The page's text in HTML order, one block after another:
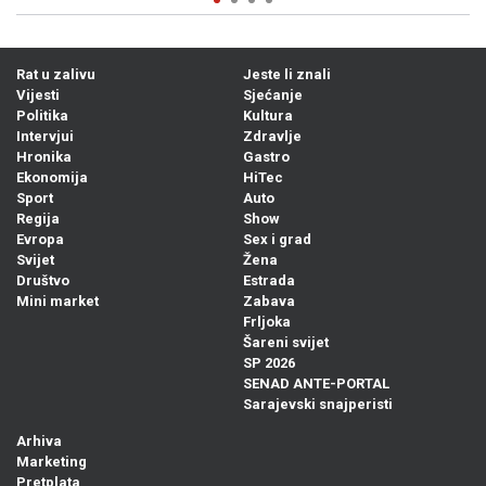
Rat u zalivu
Vijesti
Politika
Intervjui
Hronika
Ekonomija
Sport
Regija
Evropa
Svijet
Društvo
Mini market
Jeste li znali
Sjećanje
Kultura
Zdravlje
Gastro
HiTec
Auto
Show
Sex i grad
Žena
Estrada
Zabava
Frljoka
Šareni svijet
SP 2026
SENAD ANTE-PORTAL
Sarajevski snajperisti
Arhiva
Marketing
Pretplata